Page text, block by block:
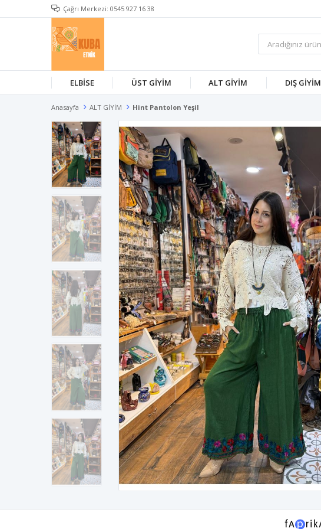
Çağrı Merkezi: 0545 927 16 38
ELBİSE ÜST GİYİM ALT GİYİM DIŞ GİYİM
Anasayfa ALT GİYİM Hint Pantolon Yeşil